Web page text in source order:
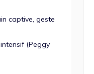
captive, geste
(Peggy